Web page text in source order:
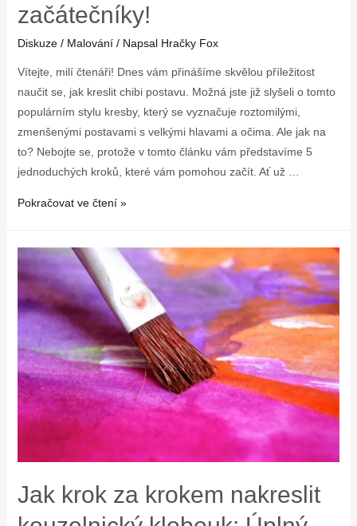
začátečníky!
Diskuze / Malování/ Napsal Hračky Fox
Vítejte, milí čtenáři! Dnes vám přinášíme skvělou příležitost
naučit se, jak kreslit chibi postavu. Možná jste již slyšeli o tomto
populárním stylu kresby, který se vyznačuje roztomilými,
zmenšenými postavami s velkými hlavami a očima. Ale jak na
to? Nebojte se, protože v tomto článku vám představíme 5
jednoduchých kroků, které vám pomohou začít. Ať už …
Pokračovat ve čtení »
Jak krok za krokem nakreslit